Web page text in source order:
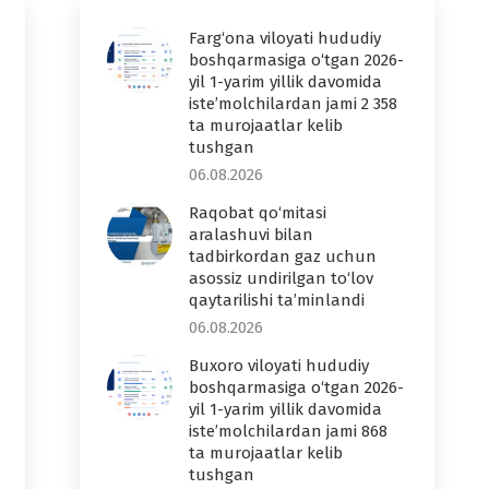
Farg‘ona viloyati hududiy
boshqarmasiga o‘tgan 2026-
yil 1-yarim yillik davomida
iste’molchilardan jami 2 358
ta murojaatlar kelib
tushgan
06.08.2026
Raqobat qo‘mitasi
aralashuvi bilan
tadbirkordan gaz uchun
asossiz undirilgan to‘lov
qaytarilishi ta’minlandi
06.08.2026
Buxoro viloyati hududiy
boshqarmasiga o‘tgan 2026-
yil 1-yarim yillik davomida
iste’molchilardan jami 868
ta murojaatlar kelib
tushgan